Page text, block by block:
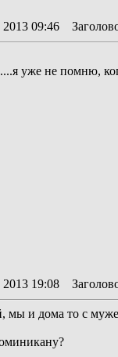
09:46
уже не помню,
19:08
мы и дома то с